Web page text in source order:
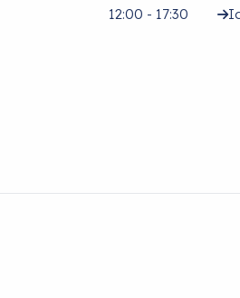
12:00 - 17:30